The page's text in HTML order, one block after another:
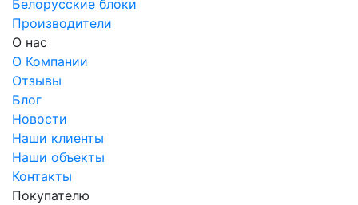
Белорусские блоки
Производители
О нас
О Компании
Отзывы
Блог
Новости
Наши клиенты
Наши объекты
Контакты
Покупателю